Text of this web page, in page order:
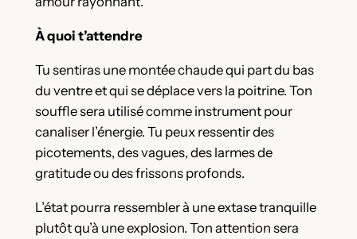
À quoi t’attendre
Tu sentiras une montée chaude qui part du bas
du ventre et qui se déplace vers la poitrine. Ton
souffle sera utilisé comme instrument pour
canaliser l’énergie. Tu peux ressentir des
picotements, des vagues, des larmes de
gratitude ou des frissons profonds.
L’état pourra ressembler à une extase tranquille
plutôt qu’à une explosion. Ton attention sera